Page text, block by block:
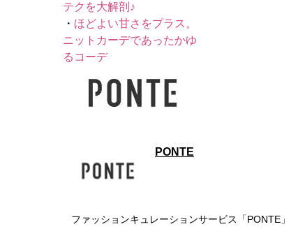
テクを大解剖♪
・ ほどよい甘さをプラス。
ニットカーデであったかゆ
るコーデ
PONTE
ファッションキュレーションサービス「PONTE」